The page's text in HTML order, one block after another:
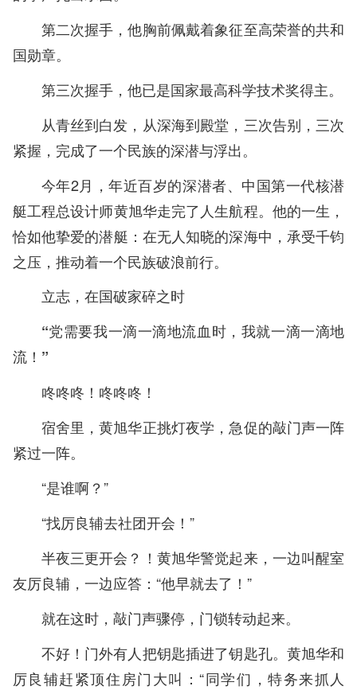
第二次握手，他胸前佩戴着象征至高荣誉的共和
国勋章。
第三次握手，他已是国家最高科学技术奖得主。
从青丝到白发，从深海到殿堂，三次告别，三次
紧握，完成了一个民族的深潜与浮出。
今年2月，年近百岁的深潜者、中国第一代核潜
艇工程总设计师黄旭华走完了人生航程。他的一生，
恰如他挚爱的潜艇：在无人知晓的深海中，承受千钧
之压，推动着一个民族破浪前行。
立志，在国破家碎之时
“党需要我一滴一滴地流血时，我就一滴一滴地
流！”
咚咚咚！咚咚咚！
宿舍里，黄旭华正挑灯夜学，急促的敲门声一阵
紧过一阵。
“是谁啊？”
“找厉良辅去社团开会！”
半夜三更开会？！黄旭华警觉起来，一边叫醒室
友厉良辅，一边应答：“他早就去了！”
就在这时，敲门声骤停，门锁转动起来。
不好！门外有人把钥匙插进了钥匙孔。黄旭华和
厉良辅赶紧顶住房门大叫：“同学们，特务来抓人